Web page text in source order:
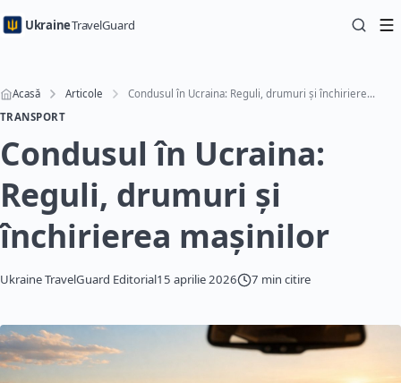
UkraineTravelGuard
Acasă Articole
Condusul în Ucraina: Reguli, drumuri și închirierea mașinilor
TRANSPORT
Condusul în Ucraina:
Reguli, drumuri și
închirierea mașinilor
Ukraine TravelGuard Editorial15 aprilie 2026 7 min citire